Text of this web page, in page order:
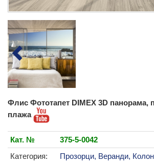
Флис Фототапет DIMEX 3D панорама,
плажа
Кат. №
375-5-0042
Категория:
Прозорци, Веранди,